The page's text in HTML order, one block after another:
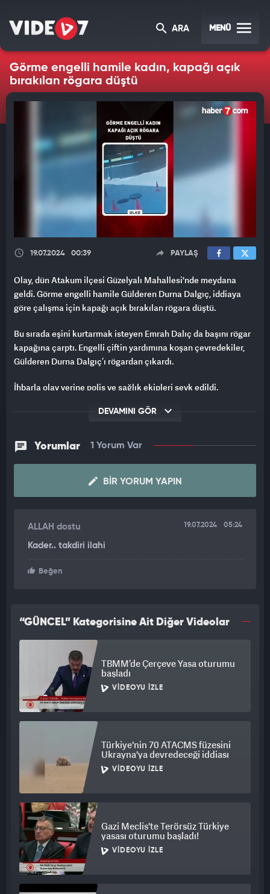
ARA MENÜ
Görme engelli hamile kadın, kapağı açık
bırakılan rögara düştü
19.07.2024 00:39 PAYLAŞ
Olay, dün Atakum ilçesi Güzelyalı Mahallesi'nde meydana
geldi. Görme engelli hamile Gülderen Durna Dalgıç, iddiaya
göre çalışma için kapağı açık bırakılan rögara düştü.
Bu sırada eşini kurtarmak isteyen Emrah Dalıç da başını rögar
kapağına çarptı. Engelli çiftin yardımına koşan çevredekiler,
Gülderen Durna Dalgıç’ı rögardan çıkardı.
İhbarla olay yerine polis ve sağlık ekipleri sevk edildi.
Hastanesi'ne götürülürken, olay bir iş yerinin güvenlik
Emrah Dalgıç dün akşam tedavisi sonrası taburcu edilirken,
İngilizce öğretmeni Gülderen Durna Dalgıç'ın doğumhane
servisindeki kontrollerinin devam ettiği belirtildi. Çiftin rögar
kapağını açık bırakan firmadan şikayetçi olduğu öğrenildi.
Diğer yandan olaydan sonra rögar kapağının yerine konduğu
DEVAMINI GÖR
Yorumlar 1 Yorum Var
BIR YORUM YAPIN
ALLAH dostu 19.07.2024 05:24
Kader.. takdiri ilahi
Beğen
“GÜNCEL” Kategorisine Ait Diğer Videolar
TBMM’de Çerçeve Yasa oturumu
başladı
VIDEOYU İZLE
Türkiye'nin 70 ATACMS füzesini
Ukrayna'ya devredeceği iddiası
VIDEOYU İZLE
Gazi Meclis'te Terörsüz Türkiye
yasası oturumu başladı!
VIDEOYU İZLE